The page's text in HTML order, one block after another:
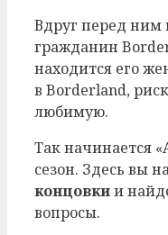
Вдруг перед ним
гражданин
находится его
в Borderland,
любимую.
Так начинается
сезон. Здесь вы
концовкии
вопросы.